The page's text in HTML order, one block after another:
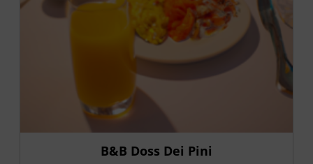
B&B Doss Dei Pini